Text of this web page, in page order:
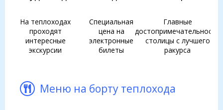
На теплоходах
проходят
интересные
экскурсии
Специальная
цена на
электронные
билеты
Главные
достопримечательности
столицы с лучшего
ракурса
Меню на борту теплохода